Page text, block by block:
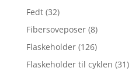
Fedt (32)
Fibersoveposer (8)
Flaskeholder (126)
Flaskeholder til cyklen (31)